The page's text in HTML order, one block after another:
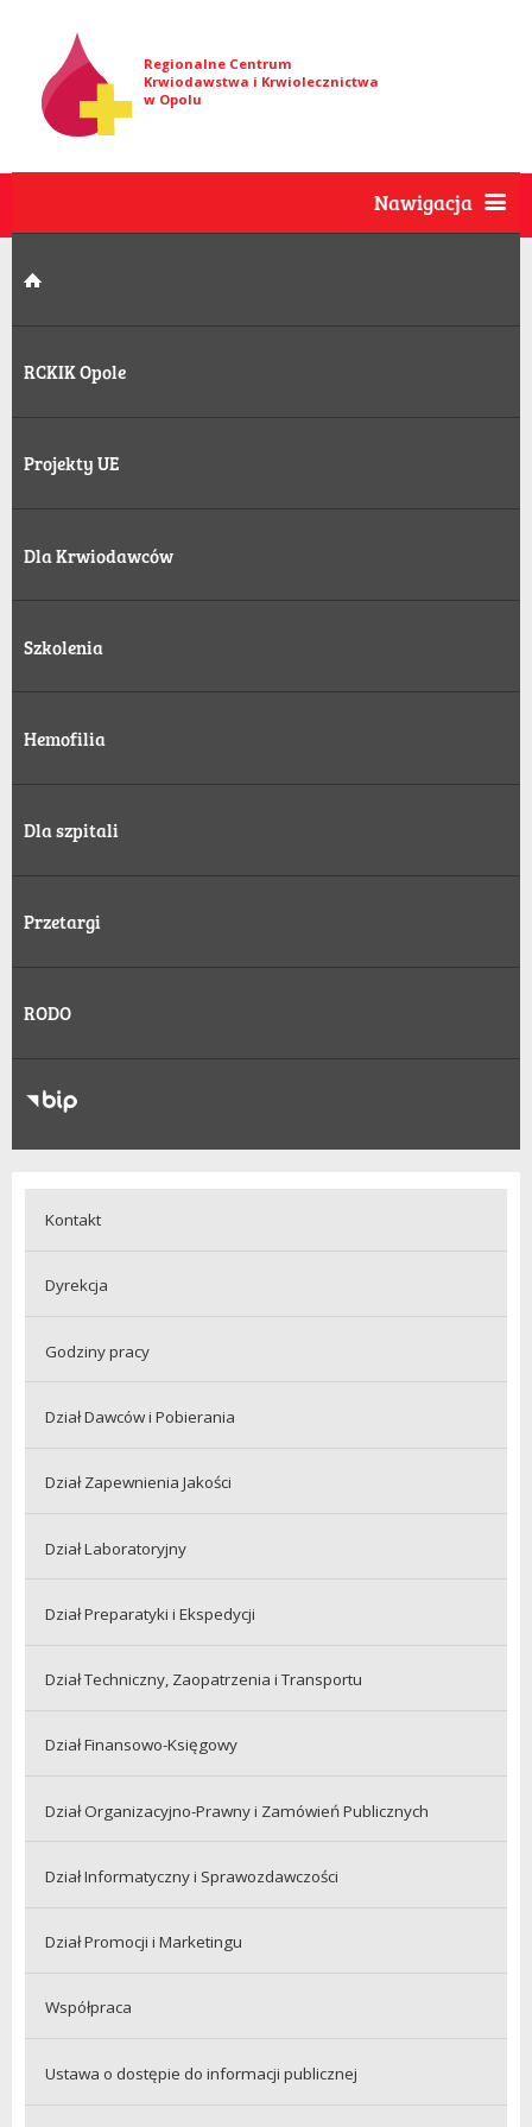
Regionalne Centrum
Krwiodawstwa i Krwiolecznictwa
w Opolu
Nawigacja
RCKIK Opole
Projekty UE
Dla Krwiodawców
Szkolenia
Hemofilia
Dla szpitali
Przetargi
RODO
RODO
Kontakt
Dyrekcja
Godziny pracy
Dział Dawców i Pobierania
Dział Zapewnienia Jakości
Dział Laboratoryjny
Dział Preparatyki i Ekspedycji
Dział Techniczny, Zaopatrzenia i Transportu
Dział Finansowo-Księgowy
Dział Organizacyjno-Prawny i Zamówień Publicznych
Dział Informatyczny i Sprawozdawczości
Dział Promocji i Marketingu
Współpraca
Ustawa o dostępie do informacji publicznej